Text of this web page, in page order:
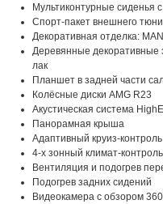
Мультиконтурные сиденья
Спорт-пакет внешнего
Декоративная отделка:
Деревянные
лак
Планшет в задней части
Колёсные диски AMG R23
Акустическая система
Панорамная крыша
Адаптивный круиз-
4-х зонный климат-контроль
Вентиляция и подогрев
Подогрев задних сидений
Видеокамера с обзором